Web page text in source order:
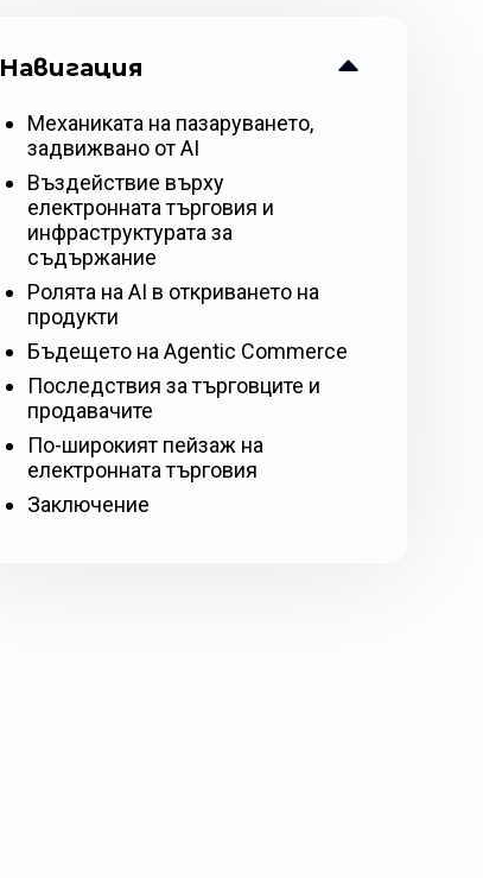
Навигация
Механиката на пазаруването,
задвижвано от AI
Въздействие върху
електронната търговия и
инфраструктурата за
съдържание
Ролята на AI в откриването на
продукти
Бъдещето на Agentic Commerce
Последствия за търговците и
продавачите
По-широкият пейзаж на
електронната търговия
Заключение